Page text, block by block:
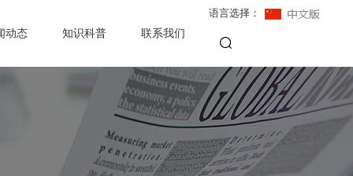
动态 知识科普 联系我们
语言选择：